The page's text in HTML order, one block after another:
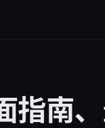
指南